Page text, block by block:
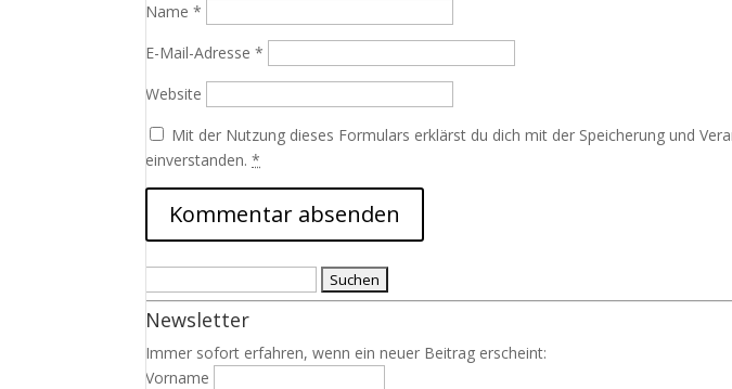
Name*
E-Mail-Adresse*
Website
Mit der Nutzung dieses Formulars erklärst du dich mit der Speicherung und
einverstanden.*
nach:
Newsletter
Immer sofort erfahren, wenn ein neuer Beitrag erscheint:
Vorname